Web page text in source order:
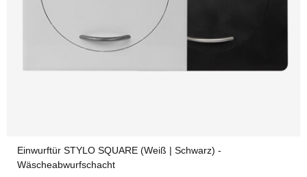
Einwurftür STYLO SQUARE (Weiß | Schwarz) -
Wäscheabwurfschacht